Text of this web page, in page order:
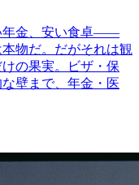
年金、安い食卓——
物だ。だがそれは観
の果実。ビザ・保
壁まで、年金・医